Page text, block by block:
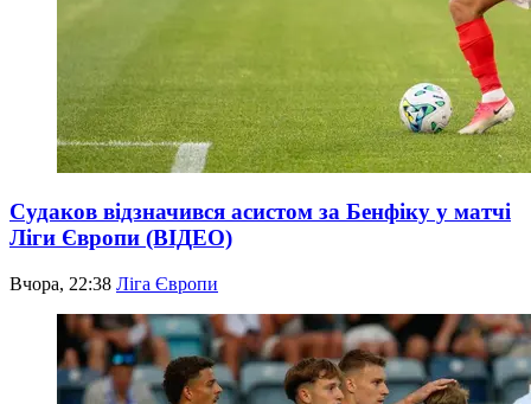
Судаков відзначився асистом за Бенфіку у матчі
Ліги Європи (ВІДЕО)
Вчора, 22:38 Ліга Європи